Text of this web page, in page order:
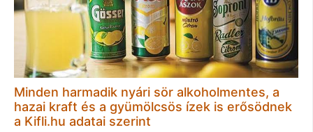
Minden harmadik nyári sör alkoholmentes, a
hazai kraft és a gyümölcsös ízek is erősödnek
a Kifli.hu adatai szerint